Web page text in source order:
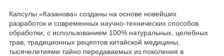
Капсулы «Казанова» созданы на основе новейших
разработок и современных научно-технических способов
обработки, с использованием 100% натуральных, целебных
трав, традиционных рецептов китайской медицины,
тысячелетиями тайно передаваемых из поколения в